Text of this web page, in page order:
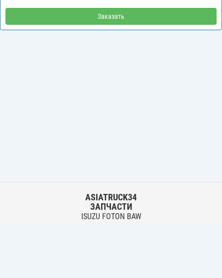
Заказать
ASIATRUCK34
ЗАПЧАСТИ
ISUZU FOTON BAW